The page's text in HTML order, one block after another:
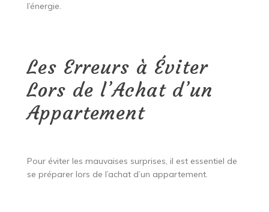
l’énergie.
Les Erreurs à Éviter
Lors de l’Achat d’un
Appartement
Pour éviter les mauvaises surprises, il est essentiel de
se préparer lors de l’achat d’un appartement.